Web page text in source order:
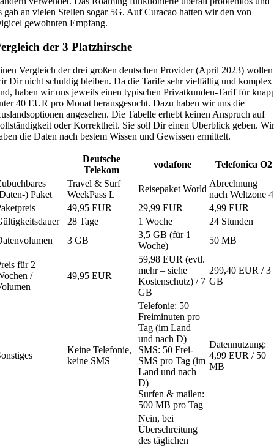
gab an vielen Stellen sogar 5G. Auf Curacao hatten wir den von
gewohnten Empfang.
der 3 Platzhirsche
Vergleich der drei großen deutschen Provider (April 2023) wollen
Dir nicht schuldig bleiben. Da die Tarife sehr vielfältig und komplex
haben wir uns jeweils einen typischen Privatkunden-Tarif für
40 EUR pro Monat herausgesucht. Dazu haben wir uns die
angesehen. Die Tabelle erhebt keinen Anspruch auf
oder Korrektheit. Sie soll Dir einen Überblick geben.
die Daten nach bestem Wissen und Gewissen ermittelt.
Deutsche
Telekom
vodafone
Telefonica O2
) Paket
Travel & Surf
WeekPass L
Reisepaket World
Abrechnung
nach Weltzone 4
49,95 EUR 29,99 EUR
4,99 EUR
28 Tage 1 Woche
24 Stunden
3 GB
3,5 GB (für 1
Woche)
50 MB
für 2
/
49,95 EUR
59,98 EUR (evtl.
mehr – siehe
Kostenschutz) / 7
GB
299,40 EUR / 3
GB
Keine Telefonie,
keine SMS
Telefonie: 50
Freiminuten pro
Tag (im Land
und nach D)
SMS: 50 Frei-
SMS pro Tag (im
Land und nach
D)
Surfen & mailen:
500 MB pro Tag
Datennutzung:
4,99 EUR / 50
MB
Nein, bei
Überschreitung
des täglichen